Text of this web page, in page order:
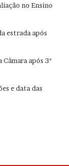
no Ensino
estrada após
após 3ª
e data das